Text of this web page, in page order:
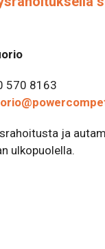
570 8163
ja
ulkopuolella.